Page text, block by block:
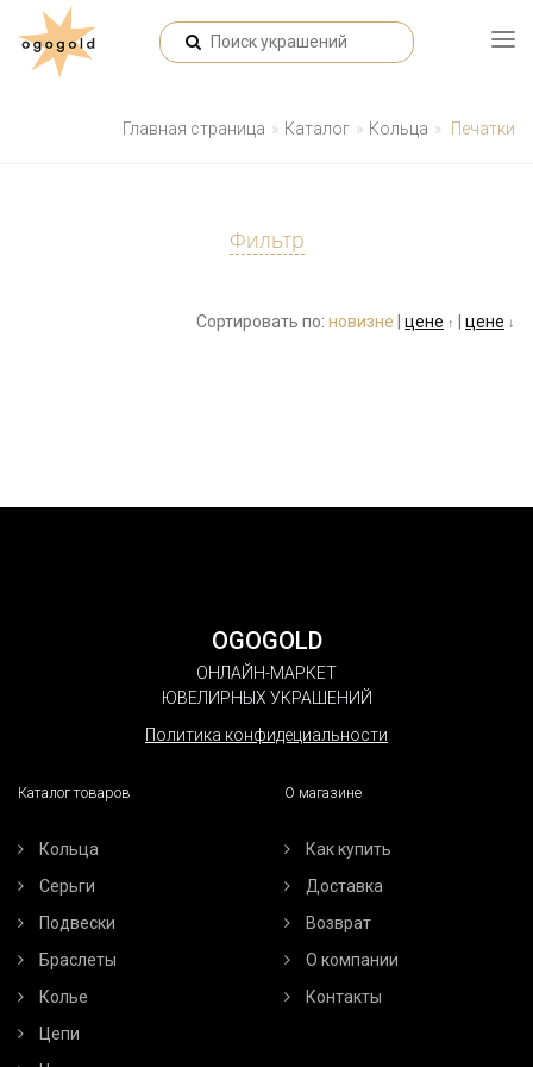
Главная страница Каталог Кольца Печатки
Фильтр
Сортировать по: новизне цене ↑ цене ↓
OGOGOLD
ОНЛАЙН-МАРКЕТ
ЮВЕЛИРНЫХ УКРАШЕНИЙ
Политика конфидециальности
Каталог товаров
Кольца
Серьги
Подвески
Браслеты
Колье
Цепи
О магазине
Как купить
Доставка
Возврат
О компании
Контакты